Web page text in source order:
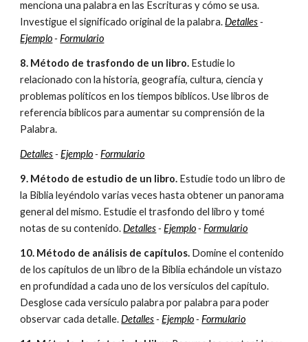
menciona una palabra en las Escrituras y cómo se usa.
Investigue el significado original de la palabra.Detalles-
Ejemplo-Formulario
8. Método de trasfondo de un libro. Estudie lo
relacionado con la historia, geografía, cultura, ciencia y
problemas políticos en los tiempos bíblicos. Use libros de
referencia bíblicos para aumentar su comprensión de la
Palabra.
Detalles-Ejemplo-Formulario
9. Método de estudio de un libro. Estudie todo un libro de
la Biblia leyéndolo varias veces hasta obtener un panorama
general del mismo. Estudie el trasfondo del libro y tomé
notas de su contenido.Detalles-Ejemplo-Formulario
10. Método de análisis de capítulos. Domine el contenido
de los capítulos de un libro de la Biblia echándole un vistazo
en profundidad a cada uno de los versículos del capítulo.
Desglose cada versículo palabra por palabra para poder
observar cada detalle.Detalles-Ejemplo-Formulario